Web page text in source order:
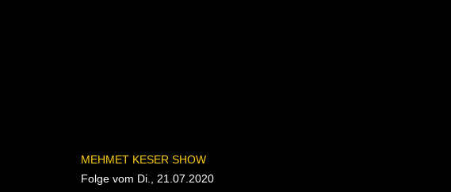
MEHMET KESER SHOW
Folge vom Di., 21.07.2020